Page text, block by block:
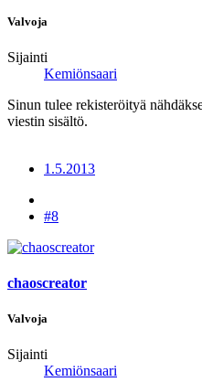
Valvoja
Sijainti
Kemiönsaari
Sinun tulee rekisteröityä
viestin sisältö.
1.5.2013
#8
chaoscreator
Valvoja
Sijainti
Kemiönsaari